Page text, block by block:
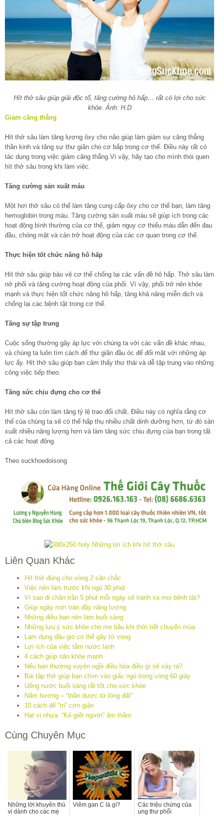
Hít thở sâu giúp giải độc tố, tăng cường hô hấp… rất có lợi cho sức
khỏe. Ảnh: H.D
Giảm căng thẳng
Hít thở sâu làm tăng lượng ôxy cho não giúp làm giảm sự căng thẳng
thần kinh và tăng sự thư giãn cho cơ bắp trong cơ thể. Điều này rất có
tác dụng trong việc giảm căng thẳng.Vì vậy, hãy tạo cho mình thói quen
hít thở sâu trong khi làm việc.
Tăng cường sản xuất máu
Một hơi thở sâu có thể làm tăng cung cấp ôxy cho cơ thể bạn, làm tăng
hemoglobin trong máu. Tăng cường sản xuất máu sẽ giúp ích trong các
hoạt động bình thường của cơ thể, giảm nguy cơ thiếu máu dẫn đến đau
đầu, chóng mặt và cản trở hoạt động của các cơ quan trong cơ thể.
Thực hiện tốt chức năng hô hấp
Hít thở sâu giúp bảo vệ cơ thể chống lại các vấn đề hô hấp. Thở sâu làm
nở phổi và tăng cường hoạt động của phổi. Vì vậy, phổi trở nên khỏe
mạnh và thực hiện tốt chức năng hô hấp, tăng khả năng miễn dịch và
chống lại các bệnh tật trong cơ thể.
Tăng sự tập trung
Cuộc sống thường gây áp lực với chúng ta với các vấn đề khác nhau,
và chúng ta luôn tìm cách để thư giãn đầu óc để đối mặt với những áp
lực ấy. Hít thở sâu giúp bạn cảm thấy thư thái và dễ tập trung vào những
công việc tiếp theo.
Tăng sức chịu đựng cho cơ thể
Hít thở sâu còn làm tăng tỷ lệ trao đổi chất. Điều này có nghĩa rằng cơ
thể của chúng ta sẽ có thể hấp thụ nhiều chất dinh dưỡng hơn, từ đó sản
xuất nhiều năng lượng hơn và làm tăng sức chịu đựng của bạn trong tất
cả các hoạt động.
Theo suckhoedoisong
Liên Quan Khác
Hít thở đúng cho vòng 2 săn chắc
Việc nên làm trước khi ngủ 30 phút
Vì sao đi chân trần 5 phút mỗi ngày sẽ tránh xa mọi bệnh tật?
Giúp ngày mới tràn đầy năng lượng
Những điều bạn nên làm buổi sáng
Những lưu ý sức khỏe cho mẹ bầu khi thời tiết chuyển mùa
Lạm dụng dầu gió có thể gây tử vong
Lợi ích của việc tắm nước lạnh
4 cách giúp não khỏe mạnh
Nếu bạn thường xuyên ngồi điều hòa điều gì sẽ xảy ra?
Bài tập thở giúp bạn chìm vào giấc ngủ trong vòng 60 giây
Uống nước buổi sáng rất tốt cho sức khỏe
Nấm hương – “thần dược từ lòng đất”
10 cách để “trị” cơn giận
Hạt vi nhựa: “Kẻ giết người” âm thầm
Cùng Chuyên Mục
Những lời khuyên thú
vị dành cho các mẹ
Viêm gan C là gì?
Các triệu chứng của
ung thư phổi